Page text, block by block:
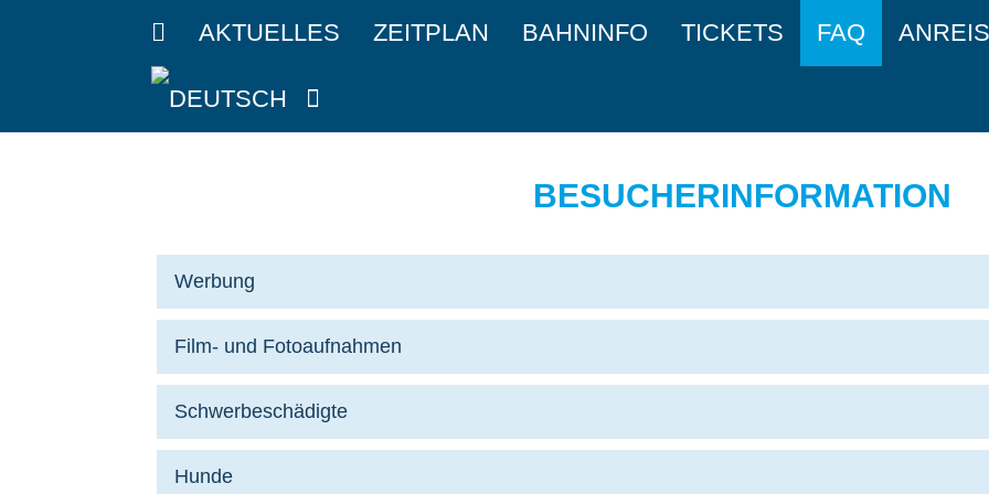
AKTUELLES ZEITPLAN BAHNINFO TICKETS FAQ
BESUCHERINFORMATION
Werbung
Film- und Fotoaufnahmen
Schwerbeschädigte
Hunde